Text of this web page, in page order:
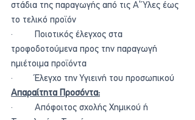
στάδια της παραγωγής από τις Α’ Ύλες έως
το τελικό προϊόν
·         Ποιοτικός έλεγχος στα
τροφοδοτούμενα προς την παραγωγή
ημιέτοιμα προϊόντα
·         Έλεγχο την Υγιεινή του προσωπικού
Απαραίτητα Προσόντα:
·         Απόφοιτος σχολής Χημικού ή